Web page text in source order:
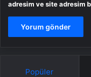
adresim ve site adresim
Popüler